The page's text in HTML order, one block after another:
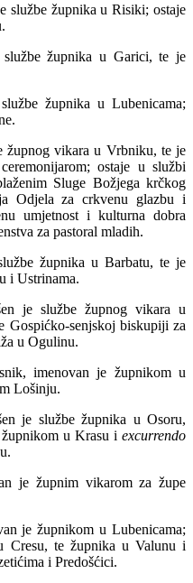
službe župnika u Risiki; ostaje
službe župnika u Garici, te je
župnika u Lubenicama;
župnog vikara u Vrbniku, te je
ostaje u službi
Sluge Božjega krčkog
Odjela za crkvenu glazbu i
umjetnost i kulturna dobra
za pastoral mladih.
župnika u Barbatu, te je
i Ustrinama.
je službe župnog vikara u
Gospićko-senjskoj biskupiji za
u Ogulinu.
imenovan je župnikom u
Lošinju.
je službe župnika u Osoru,
u Krasu i excurrendo
je župnim vikarom za župe
je župnikom u Lubenicama;
Cresu, te župnika u Valunu i
i Predošćici.